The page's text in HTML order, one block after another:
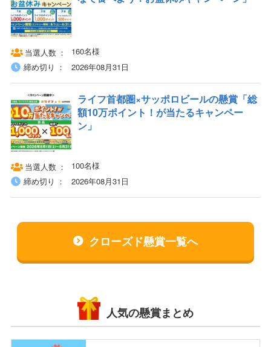
当選人数
160名様
締め切り
2026年08月31日
ライフ首都圏×サッポロビールの懸賞「総
額10万ポイント！が当たるキャンペー
ン」
当選人数
100名様
締め切り
2026年08月31日
クローズド懸賞一覧へ
人気の懸賞まとめ